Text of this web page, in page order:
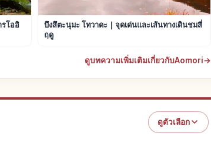
โออิ
บึงสึตะนุมะ โทวาดะ｜จุดเด่นและเส้นทางเดินชมสี่
ฤดู
ดูบทความเพิ่มเติมเกี่ยวกับAomori→
ดูตัวเลือก